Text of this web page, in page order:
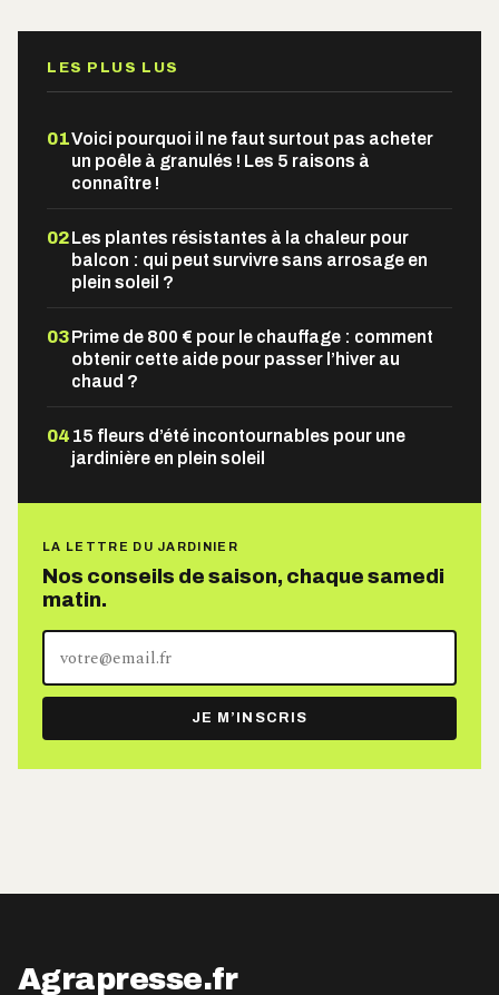
LES PLUS LUS
01Voici pourquoi il ne faut surtout pas acheter
un poêle à granulés ! Les 5 raisons à
connaître !
02 Les plantes résistantes à la chaleur pour
balcon : qui peut survivre sans arrosage en
plein soleil ?
03 Prime de 800 € pour le chauffage : comment
obtenir cette aide pour passer l’hiver au
chaud ?
04 15 fleurs d’été incontournables pour une
jardinière en plein soleil
LA LETTRE DU JARDINIER
Nos conseils de saison, chaque samedi
matin.
adresse
e-
mail
JE M’INSCRIS
Agrapresse.fr